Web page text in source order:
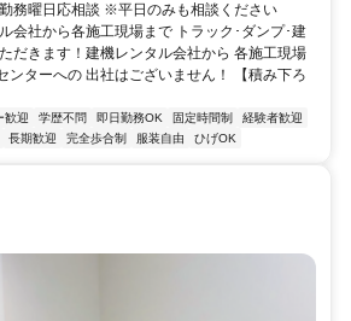
務曜日応相談 ※平日のみも相談ください
会社から各施工現場まで トラック･ダンプ･建
だきます！建機レンタル会社から 各施工現場
ンターへの 出社はございません！ 【積み下ろ
歓迎 学歴不問 即日勤務OK 固定時間制
経験者歓迎
長期歓迎 完全歩合制 服装自由 ひげOK